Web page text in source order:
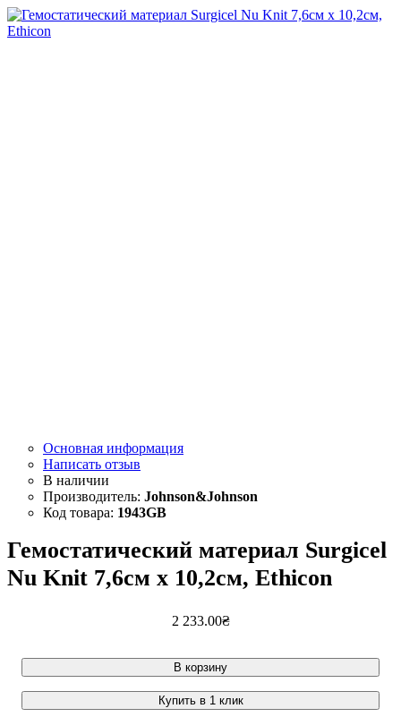
Основная информация
Написать отзыв
Johnson&Johnson
1943GB
Гемостатический материал Surgicel
Nu Knit 7,6см х 10,2см, Ethicon
2 233.00₴
В корзину
Купить в 1 клик